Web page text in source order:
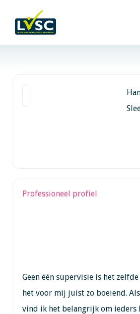
Professioneel profiel
Geen één supervisie is het
het voor mij juist zo boeiend.
vind ik het belangrijk om ieders